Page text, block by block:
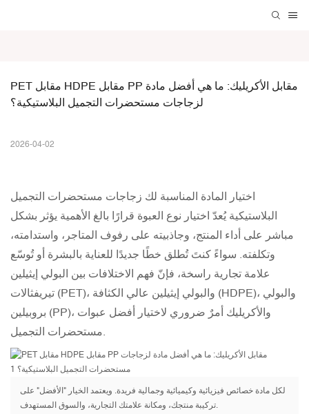
PET مقابل HDPE مقابل PP مقابل الأكريليك: ما هي أفضل مادة
لزجاجات مستحضرات التجميل البلاستيكية؟
2026-04-02
اختيار المادة المناسبة لك زجاجات مستحضرات التجميل
البلاستيكية يُعدّ اختيار نوع العبوة قرارًا بالغ الأهمية يؤثر بشكل
مباشر على أداء المنتج، وجاذبيته على رفوف المتاجر، واستدامته،
وتكلفته. سواءً كنتَ تُطلق خطًا جديدًا للعناية بالبشرة أو تُوسّع
علامة تجارية راسخة، فإنّ فهم الاختلافات بين البولي إيثيلين
تيريفثالات (PET)، والبولي إيثيلين عالي الكثافة (HDPE)، والبولي
بروبيلين (PP)، والأكريليك أمرٌ ضروري لاختيار أفضل عبوات
لكل مادة خصائص فيزيائية وكيميائية وجمالية فريدة. ويعتمد الخيار "الأفضل" على
تركيبة منتجك، ومكانة علامتك التجارية، والسوق المستهدف.